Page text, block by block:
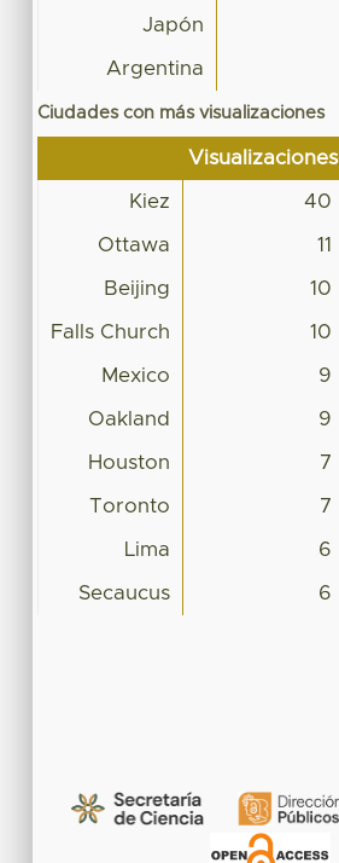
Japón
Argentina
Ciudades con más visualizaciones
Visualizaciones
Kiez 40
Ottawa 11
Beijing 10
Falls Church 10
Mexico 9
Oakland 9
Houston 7
Toronto 7
Lima 6
Secaucus 6